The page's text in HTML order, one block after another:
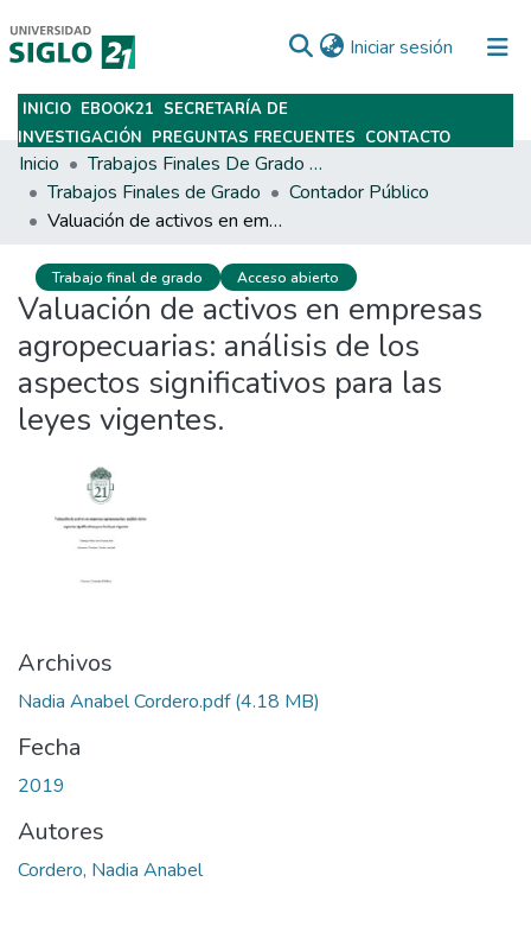
Iniciar sesión (current)
Subir
INICIO EBOOK21 SECRETARÍA DE
INVESTIGACIÓN PREGUNTAS FRECUENTES CONTACTO
Inicio
Trabajos Finales De Grado Y Posgrado
Trabajos Finales de Grado
Contador Público
Valuación de activos en empresas agropecuarias: análisis de los aspectos significativos para las leyes vigentes.
Trabajo final de grado Acceso abierto
Valuación de activos en empresas
agropecuarias: análisis de los
aspectos significativos para las
leyes vigentes.
Archivos
Nadia Anabel Cordero.pdf(4.18 MB)
Fecha
2019
Autores
Cordero, Nadia Anabel